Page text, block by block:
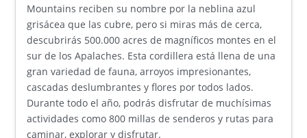
Mountains reciben su nombre por la neblina azul
grisácea que las cubre, pero si miras más de cerca,
descubrirás 500.000 acres de magníficos montes en el
sur de los Apalaches. Esta cordillera está llena de una
gran variedad de fauna, arroyos impresionantes,
cascadas deslumbrantes y flores por todos lados.
Durante todo el año, podrás disfrutar de muchísimas
actividades como 800 millas de senderos y rutas para
caminar, explorar y disfrutar.